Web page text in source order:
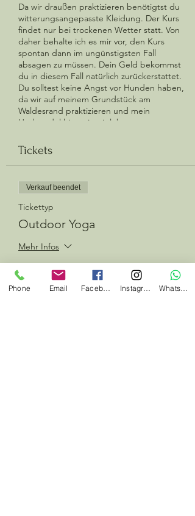
Da wir draußen praktizieren benötigtst du
witterungsangepasste Kleidung. Der Kurs
findet nur bei trockenen Wetter statt. Von
daher behalte ich es mir vor, den Kurs
spontan dann im ungünstigsten Fall
absagen zu müssen. Dein Geld bekommst
du in diesem Fall natürlich zurückerstattet.
Du solltest keine Angst vor Hunden haben,
da wir auf meinem Grundstück am
Waldesrand praktizieren und mein
Huskyrudel hier mit mir lebt.
Yogamatte, den Rest bekommst du von mir
von mir gestellt.
Falls du noch fragen hast, schreib mir
gerne eine Mail oder ruf mich an. #namaste
lieber #herbalhunter und lass uns eine
wunderbare Yogastunde gemeinsam
erleben. Ich freue mich auf dich.
Tickets
Verkauf beendet
Tickettyp
Outdoor Yoga
Mehr Infos
Preis
10,00 €
Phone Email